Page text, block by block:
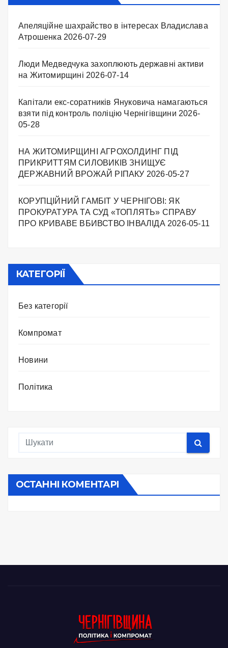
Апеляційне шахрайство в інтересах Владислава
Атрошенка 2026-07-29
Люди Медведчука захоплюють державні активи
на Житомирщині 2026-07-14
Капітали екс-соратників Януковича намагаються
взяти під контроль поліцію Чернігівщини 2026-
05-28
НА ЖИТОМИРЩИНІ АГРОХОЛДИНГ ПІД
ПРИКРИТТЯМ СИЛОВИКІВ ЗНИЩУЄ
ДЕРЖАВНИЙ ВРОЖАЙ РІПАКУ ​ 2026-05-27
КОРУПЦІЙНИЙ ГАМБІТ У ЧЕРНІГОВІ: ЯК
ПРОКУРАТУРА ТА СУД «ТОПЛЯТЬ» СПРАВУ
ПРО КРИВАВЕ ВБИВСТВО ІНВАЛІДА 2026-05-11
КАТЕГОРІЇ
Без категорії
Компромат
Новини
Політика
ОСТАННІ КОМЕНТАРІ